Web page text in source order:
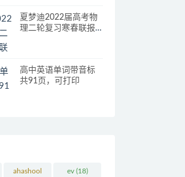
夏梦迪2022届高考物
理二轮复习寒春联报
高中英语单词带音标
共91页，可打印
ahashool ev(18)